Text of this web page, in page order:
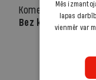
Komentārs
Bez komentāriem?
Mēs
lapas
vienmēr var